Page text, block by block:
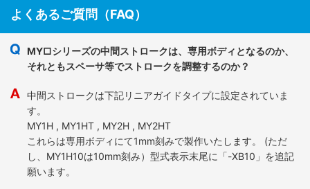
よくあるご質問（FAQ）
MY□シリーズの中間ストロークは、専用ボディとなるのか、
それともスペーサ等でストロークを調整するのか？
中間ストロークは下記リニアガイドタイプに設定されていま
す。
MY1H , MY1HT , MY2H , MY2HT
これらは専用ボディにて1mm刻みで製作いたします。 (ただ
し、MY1H10は10mm刻み）型式表示末尾に「-XB10」を追記
願います。